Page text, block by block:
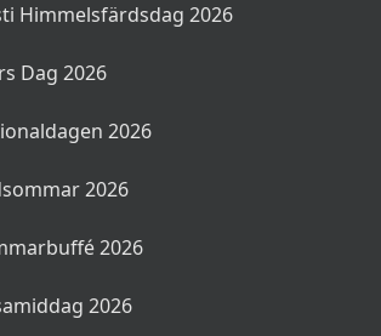
rotselleri
Himmelsfärdsdag 2026
Dag 2026
2026
2026
2026
2026